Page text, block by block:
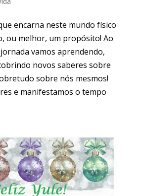
encarna neste mundo físico
ou melhor, um propósito! Ao
vamos aprendendo,
novos saberes sobre
sobre nós mesmos!
e manifestamos o tempo